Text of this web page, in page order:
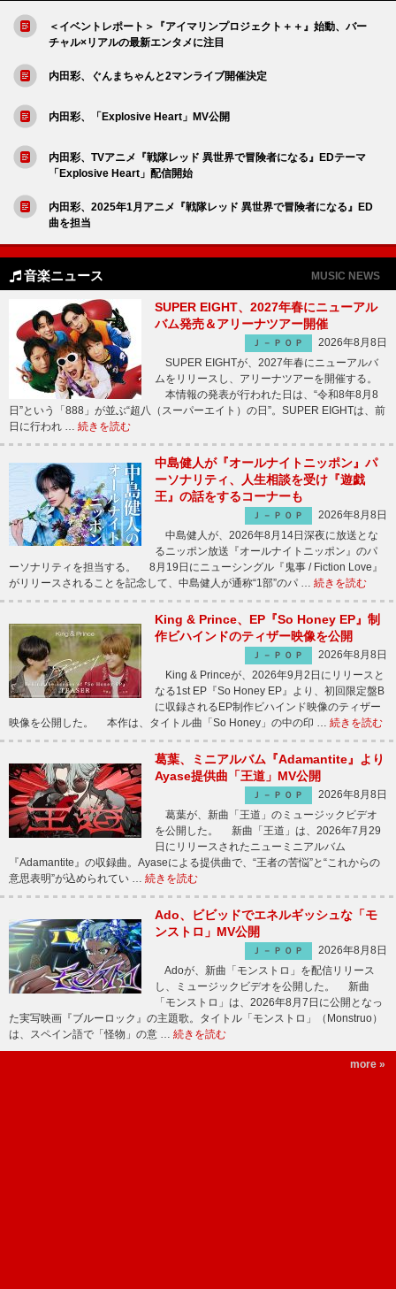
＜イベントレポート＞『アイマリンプロジェクト＋＋』始動、バー
チャル×リアルの最新エンタメに注目
内田彩、ぐんまちゃんと2マンライブ開催決定
内田彩、「Explosive Heart」MV公開
内田彩、TVアニメ『戦隊レッド 異世界で冒険者になる』EDテーマ
「Explosive Heart」配信開始
内田彩、2025年1月アニメ『戦隊レッド 異世界で冒険者になる』ED
曲を担当
音楽ニュース MUSIC NEWS
SUPER EIGHT、2027年春にニューアル
バム発売＆アリーナツアー開催
Ｊ－ＰＯＰ
2026年8月8日
SUPER EIGHTが、2027年春にニューアルバ
ムをリリースし、アリーナツアーを開催する。
本情報の発表が行われた日は、“令和8年8月8
日”という「888」が並ぶ“超八（スーパーエイト）の日”。SUPER EIGHTは、前
日に行われ … 続きを読む
中島健人が『オールナイトニッポン』パ
ーソナリティ、人生相談を受け『遊戯
王』の話をするコーナーも
Ｊ－ＰＯＰ
2026年8月8日
中島健人が、2026年8月14日深夜に放送とな
るニッポン放送『オールナイトニッポン』のパ
ーソナリティを担当する。 8月19日にニューシングル『鬼事 / Fiction Love』
がリリースされることを記念して、中島健人が通称“1部”のパ … 続きを読む
King & Prince、EP『So Honey EP』制
作ビハインドのティザー映像を公開
Ｊ－ＰＯＰ
2026年8月8日
King & Princeが、2026年9月2日にリリースと
なる1st EP『So Honey EP』より、初回限定盤B
に収録されるEP制作ビハインド映像のティザー
映像を公開した。 本作は、タイトル曲「So Honey」の中の印 … 続きを読む
葛葉、ミニアルバム『Adamantite』より
Ayase提供曲「王道」MV公開
Ｊ－ＰＯＰ
2026年8月8日
葛葉が、新曲「王道」のミュージックビデオ
を公開した。 新曲「王道」は、2026年7月29
日にリリースされたニューミニアルバム
『Adamantite』の収録曲。Ayaseによる提供曲で、“王者の苦悩”と“これからの
意思表明”が込められてい … 続きを読む
Ado、ビビッドでエネルギッシュな「モ
ンストロ」MV公開
Ｊ－ＰＯＰ
2026年8月8日
Adoが、新曲「モンストロ」を配信リリース
し、ミュージックビデオを公開した。 新曲
「モンストロ」は、2026年8月7日に公開となっ
た実写映画『ブルーロック』の主題歌。タイトル「モンストロ」（Monstruo）
は、スペイン語で「怪物」の意 … 続きを読む
more »